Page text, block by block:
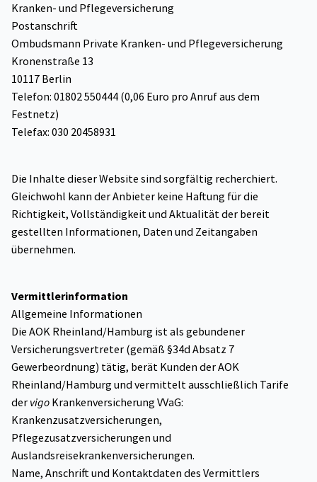
Kranken- und Pflegeversicherung
Postanschrift
Ombudsmann Private Kranken- und Pflegeversicherung
Kronenstraße 13
10117 Berlin
Telefon: 01802 550444 (0,06 Euro pro Anruf aus dem
Festnetz)
Telefax: 030 20458931
Die Inhalte dieser Website sind sorgfältig recherchiert.
Gleichwohl kann der Anbieter keine Haftung für die
Richtigkeit, Vollständigkeit und Aktualität der bereit
gestellten Informationen, Daten und Zeitangaben
übernehmen.
Vermittlerinformation
Allgemeine Informationen
Die AOK Rheinland/Hamburg ist als gebundener
Versicherungsvertreter (gemäß §34d Absatz 7
Gewerbeordnung) tätig, berät Kunden der AOK
Rheinland/Hamburg und vermittelt ausschließlich Tarife
der vigo Krankenversicherung VVaG:
Krankenzusatzversicherungen,
Pflegezusatzversicherungen und
Auslandsreisekrankenversicherungen.
Name, Anschrift und Kontaktdaten des Vermittlers